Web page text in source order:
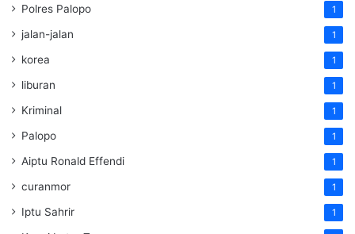
Polres Palopo 1
jalan-jalan 1
korea 1
liburan 1
Kriminal 1
Palopo 1
Aiptu Ronald Effendi 1
curanmor 1
Iptu Sahrir 1